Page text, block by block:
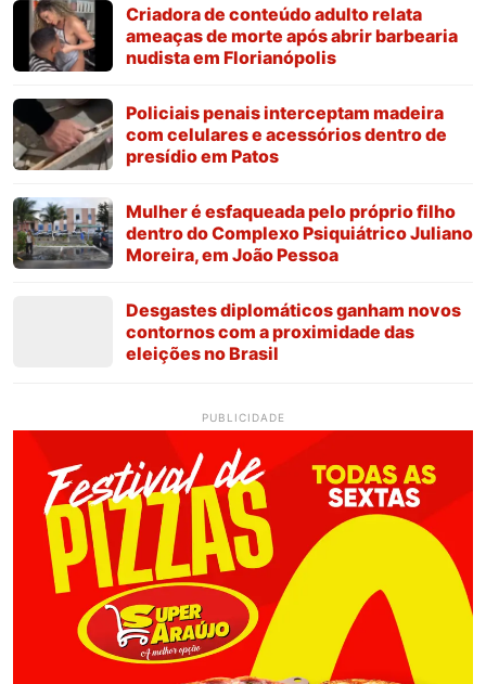
Criadora de conteúdo adulto relata
ameaças de morte após abrir barbearia
nudista em Florianópolis
Policiais penais interceptam madeira
com celulares e acessórios dentro de
presídio em Patos
Mulher é esfaqueada pelo próprio filho
dentro do Complexo Psiquiátrico Juliano
Moreira, em João Pessoa
Desgastes diplomáticos ganham novos
contornos com a proximidade das
eleições no Brasil
PUBLICIDADE